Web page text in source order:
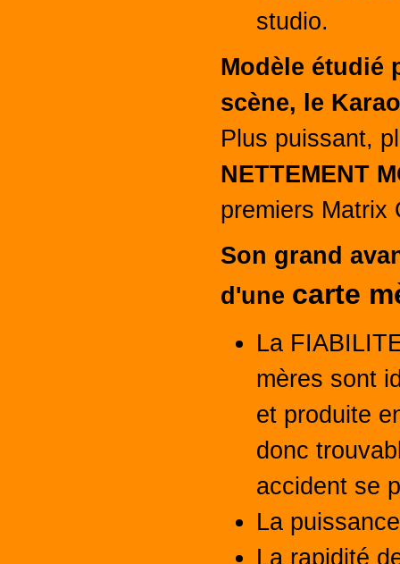
studio.
Modèle étudié
scène, le
Plus puissant,
NETTEMENT
premiers Matrix
Son grand
d'une carte
La
mères sont
et produite
donc
accident se
La
La rapidité